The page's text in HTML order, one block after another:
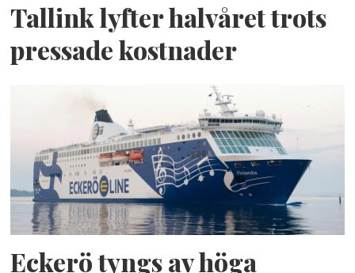
Tallink lyfter halvåret trots
pressade kostnader
Eckerö tyngs av höga